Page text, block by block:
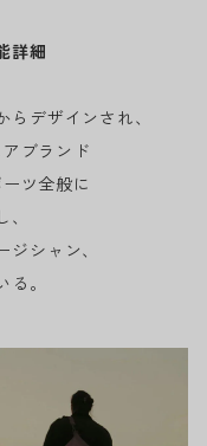
詳細
デザインされ、
ブランド
ツ全般に
シャン、
。